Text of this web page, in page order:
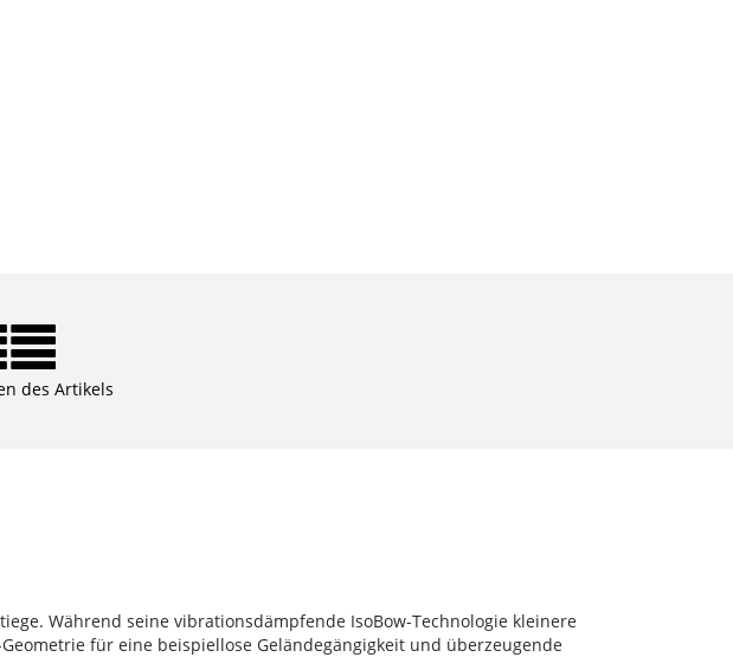
des Artikels
Während seine vibrationsdämpfende IsoBow-Technologie kleinere
für eine beispiellose Geländegängigkeit und überzeugende